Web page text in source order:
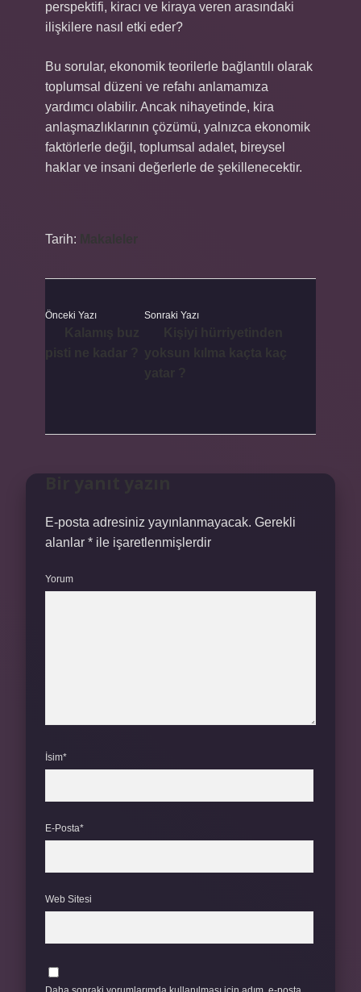
perspektifi, kiracı ve kiraya veren arasındaki
ilişkilere nasıl etki eder?
Bu sorular, ekonomik teorilerle bağlantılı olarak
toplumsal düzeni ve refahı anlamamıza
yardımcı olabilir. Ancak nihayetinde, kira
anlaşmazlıklarının çözümü, yalnızca ekonomik
faktörlerle değil, toplumsal adalet, bireysel
haklar ve insani değerlerle de şekillenecektir.
Tarih:
Önceki Yazı Sonraki Yazı
E-posta adresiniz yayınlanmayacak. Gerekli
alanlar * ile işaretlenmişlerdir
Yorum
İsim*
E-Posta*
Web Sitesi